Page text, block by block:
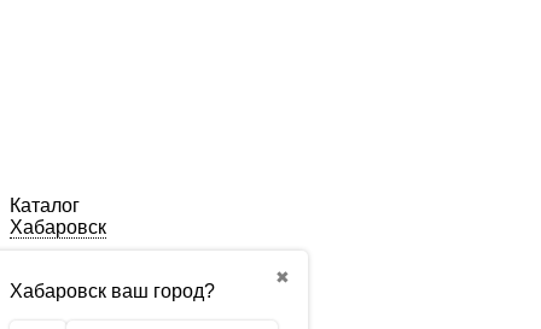
Каталог
Хабаровск
✖
Хабаровск ваш город?